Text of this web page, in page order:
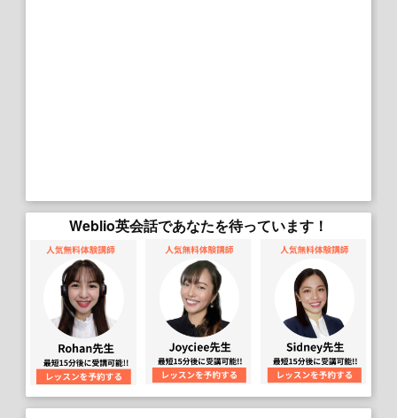
Weblio英会話であなたを待っています！